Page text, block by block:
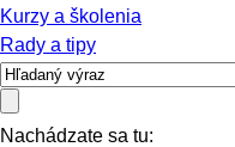
Kurzy a školenia
Rady a tipy
Nachádzate sa tu: